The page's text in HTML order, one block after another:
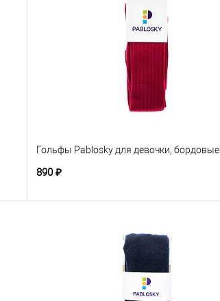
Гольфы Pablosky для девочки, бордовые
890 ₽